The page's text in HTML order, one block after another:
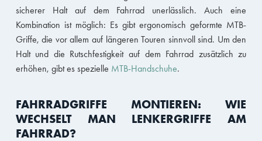
sicherer Halt auf dem Fahrrad unerlässlich. Auch eine
Kombination ist möglich: Es gibt ergonomisch geformte MTB-
Griffe, die vor allem auf längeren Touren sinnvoll sind. Um den
Halt und die Rutschfestigkeit auf dem Fahrrad zusätzlich zu
erhöhen, gibt es spezielle MTB-Handschuhe.
FAHRRADGRIFFE MONTIEREN: WIE
WECHSELT MAN LENKERGRIFFE AM
FAHRRAD?